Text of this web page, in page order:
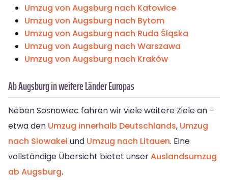
Umzug von Augsburg nach Katowice
Umzug von Augsburg nach Bytom
Umzug von Augsburg nach Ruda Śląska
Umzug von Augsburg nach Warszawa
Umzug von Augsburg nach Kraków
Ab Augsburg in weitere Länder Europas
Neben Sosnowiec fahren wir viele weitere Ziele an –
etwa den Umzug innerhalb Deutschlands, Umzug
nach Slowakei und Umzug nach Litauen. Eine
vollständige Übersicht bietet unserAuslandsumzug
ab Augsburg.